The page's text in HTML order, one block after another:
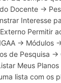
Docente →
Interesse
Permitir
→ Módulos
de Pesquisa →
Meus
lista com os